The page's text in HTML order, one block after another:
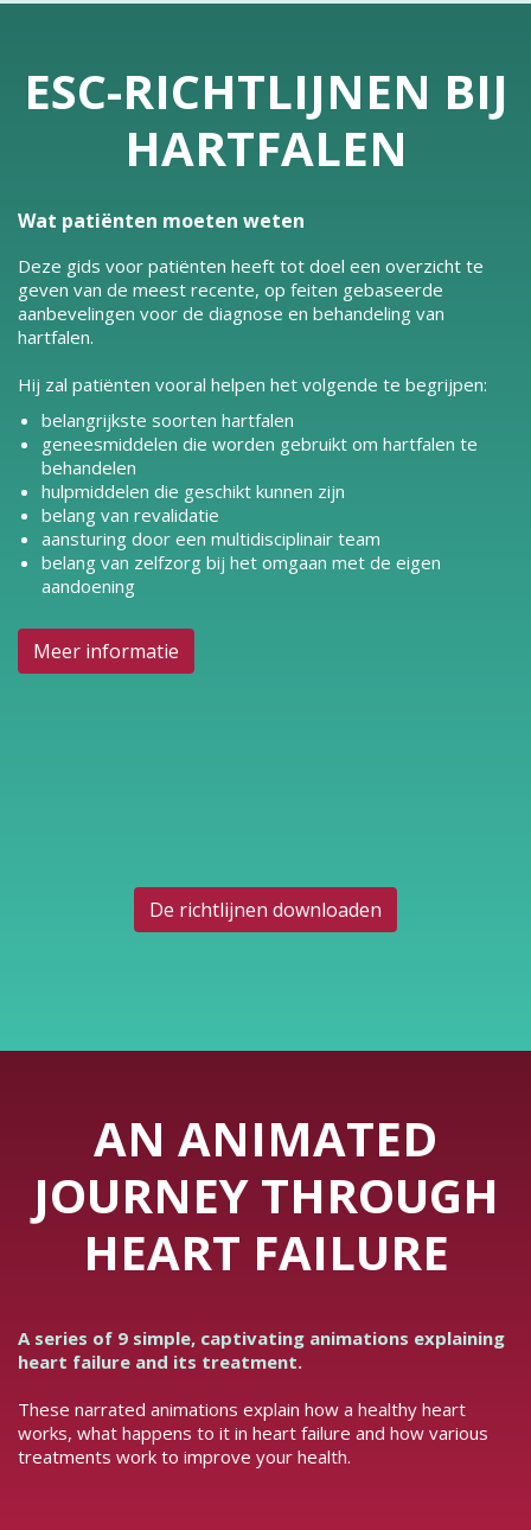
ESC-RICHTLIJNEN BIJ
HARTFALEN
Wat patiënten moeten weten
Deze gids voor patiënten heeft tot doel een overzicht te
geven van de meest recente, op feiten gebaseerde
aanbevelingen voor de diagnose en behandeling van
hartfalen.
Hij zal patiënten vooral helpen het volgende te begrijpen:
belangrijkste soorten hartfalen
geneesmiddelen die worden gebruikt om hartfalen te
behandelen
hulpmiddelen die geschikt kunnen zijn
belang van revalidatie
aansturing door een multidisciplinair team
belang van zelfzorg bij het omgaan met de eigen
aandoening
Meer informatie
De richtlijnen downloaden
AN ANIMATED
JOURNEY THROUGH
HEART FAILURE
A series of 9 simple, captivating animations explaining
heart failure and its treatment.
These narrated animations explain how a healthy heart
works, what happens to it in heart failure and how various
treatments work to improve your health.